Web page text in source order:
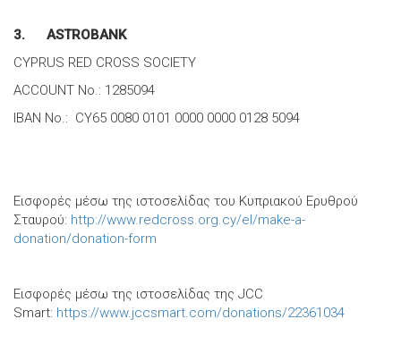
3. ASTROBANK
CYPRUS RED CROSS SOCIETY
ACCOUNT No.: 1285094
IBAN No.: CY65 0080 0101 0000 0000 0128 5094
Εισφορές μέσω της ιστοσελίδας του Κυπριακού Ερυθρού
Σταυρού: http://www.redcross.org.cy/el/make-a-
donation/donation-form
Εισφορές μέσω της ιστοσελίδας της JCC
Smart: https://www.jccsmart.com/donations/22361034